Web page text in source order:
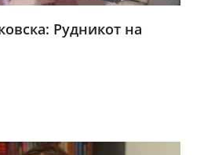
Рудникот на